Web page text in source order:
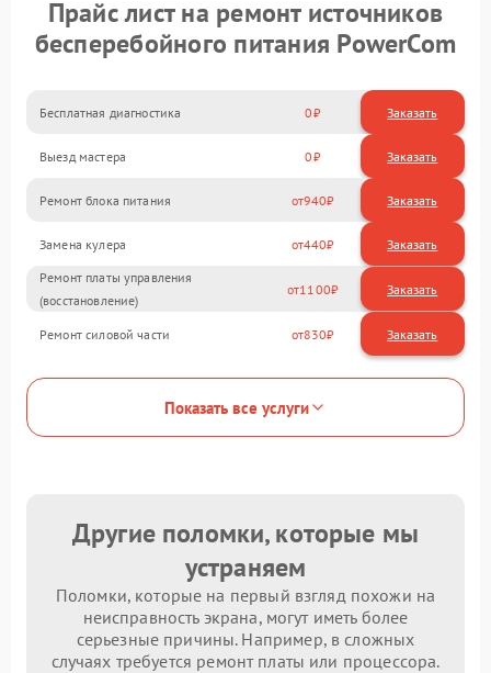
Прайс лист на ремонт источников
бесперебойного питания PowerCom
Бесплатная диагностика 0 Заказать
Выезд мастера 0 Заказать
Ремонт блока питания 940
Замена кулера 440
Ремонт платы управления
(восстановление)
1100
Ремонт силовой части 830
Показать все услуги
Другие поломки, которые мы
устраняем
Поломки, которые на первый взгляд похожи на
неисправность экрана, могут иметь более
серьезные причины. Например, в сложных
случаях требуется ремонт платы или процессора.